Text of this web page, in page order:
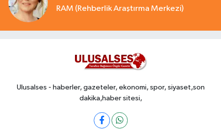
RAM (Rehberlik Araştırma Merkezi)
Ulusalses - haberler, gazeteler, ekonomi, spor, siyaset,son
dakika,haber sitesi,